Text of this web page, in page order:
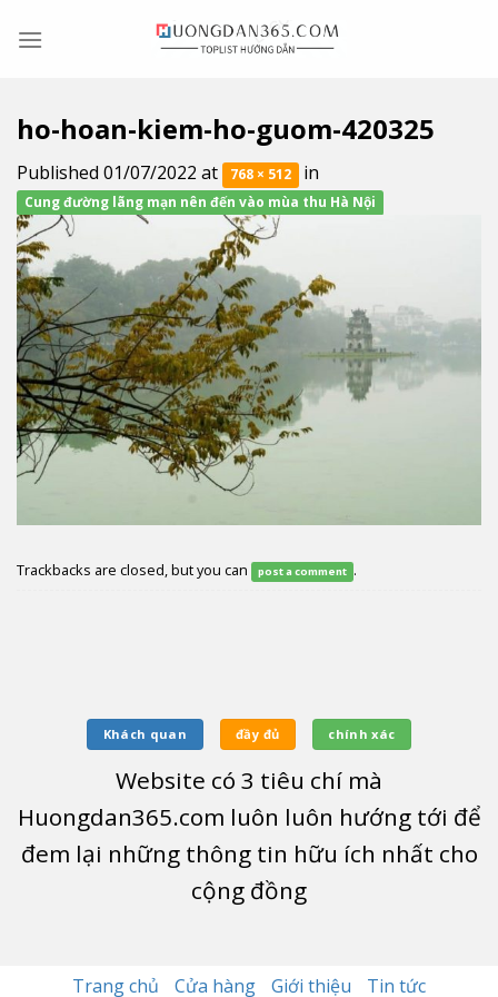
ho-hoan-kiem-ho-guom-420325
Published 01/07/2022 at 768 × 512 in
Cung đường lãng mạn nên đến vào mùa thu Hà Nội
Trackbacks are closed, but you can post a comment .
Khách quan đầy đủ chính xác
Website có 3 tiêu chí mà
Huongdan365.com luôn luôn hướng tới để
đem lại những thông tin hữu ích nhất cho
cộng đồng
Trang chủ Cửa hàng Giới thiệu Tin tức